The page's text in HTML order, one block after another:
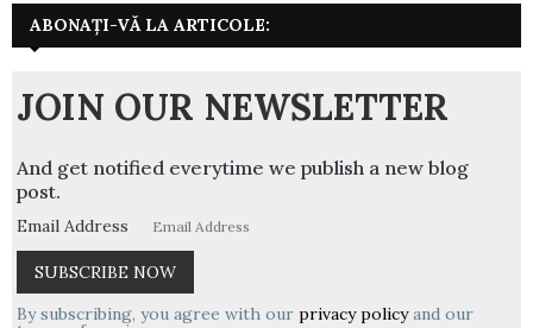
ABONAȚI-VĂ LA ARTICOLE:
JOIN OUR NEWSLETTER
And get notified everytime we publish a new blog
post.
Email Address
By subscribing, you agree with our privacy policyand our